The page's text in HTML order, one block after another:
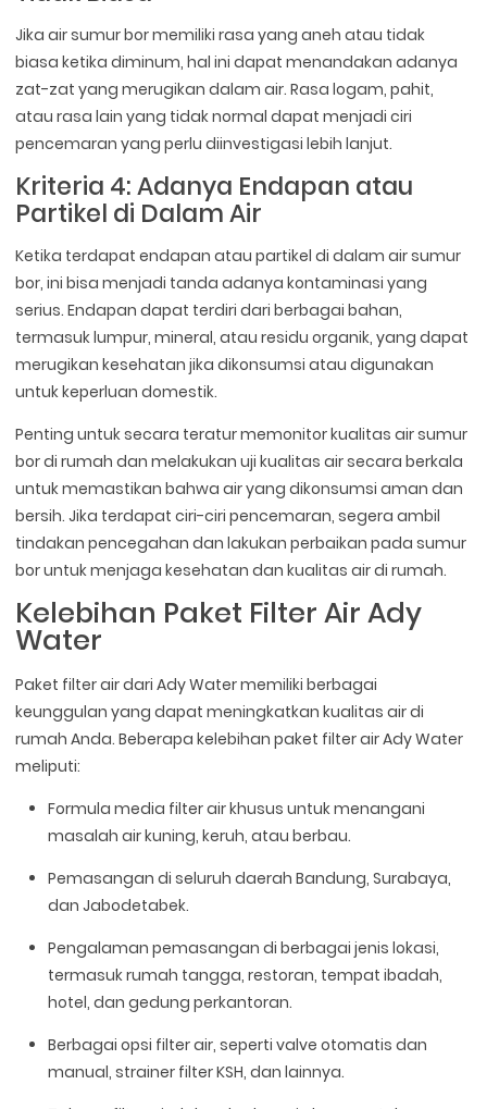
Jika air sumur bor memiliki rasa yang aneh atau tidak
biasa ketika diminum, hal ini dapat menandakan adanya
zat-zat yang merugikan dalam air. Rasa logam, pahit,
atau rasa lain yang tidak normal dapat menjadi ciri
pencemaran yang perlu diinvestigasi lebih lanjut.
Kriteria 4: Adanya Endapan atau
Partikel di Dalam Air
Ketika terdapat endapan atau partikel di dalam air sumur
bor, ini bisa menjadi tanda adanya kontaminasi yang
serius. Endapan dapat terdiri dari berbagai bahan,
termasuk lumpur, mineral, atau residu organik, yang dapat
merugikan kesehatan jika dikonsumsi atau digunakan
untuk keperluan domestik.
Penting untuk secara teratur memonitor kualitas air sumur
bor di rumah dan melakukan uji kualitas air secara berkala
untuk memastikan bahwa air yang dikonsumsi aman dan
bersih. Jika terdapat ciri-ciri pencemaran, segera ambil
tindakan pencegahan dan lakukan perbaikan pada sumur
bor untuk menjaga kesehatan dan kualitas air di rumah.
Kelebihan Paket Filter Air Ady
Water
Paket filter air dari Ady Water memiliki berbagai
keunggulan yang dapat meningkatkan kualitas air di
rumah Anda. Beberapa kelebihan paket filter air Ady Water
meliputi:
Formula media filter air khusus untuk menangani
masalah air kuning, keruh, atau berbau.
Pemasangan di seluruh daerah Bandung, Surabaya,
dan Jabodetabek.
Pengalaman pemasangan di berbagai jenis lokasi,
termasuk rumah tangga, restoran, tempat ibadah,
hotel, dan gedung perkantoran.
Berbagai opsi filter air, seperti valve otomatis dan
manual, strainer filter KSH, dan lainnya.